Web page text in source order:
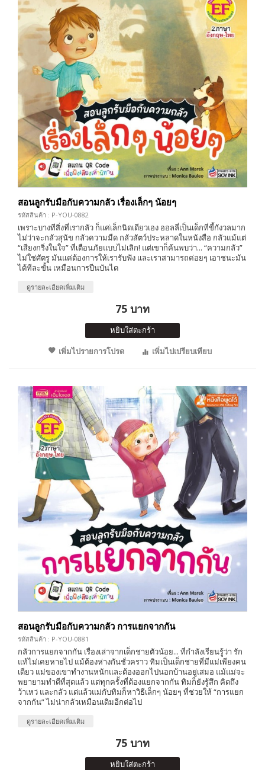
สอนลูกรับมือกับความกลัว เรื่องเล็กๆ น้อยๆ
รหัสสินค้า : P-YOU-0882
เพราะบางทีสิ่งที่เรากลัว ก็แค่เล็กนิดเดียวเอง ออลลี่เป็นเด็กที่ขี้กังวลมาก
ไม่ว่าจะกลัวสุนัข กลัวความมืด กลัวสัตว์ประหลาดในหนังสือ กลัวแม้แต่
“เสียงกริ่งในใจ” ที่เตือนภัยแบบไม่เลิก! แต่เขาก็ค้นพบว่า... “ความกลัว”
ไม่ใช่ศัตรู มันแค่ต้องการให้เรารับฟัง และเราสามารถค่อยๆ เอาชนะมัน
ได้ทีละขั้น เหมือนการปีนบันได
ดูรายละเอียดเพิ่มเติม
75 บาท
หยิบใส่ตะกร้า
เพิ่มไปรายการโปรด
เพิ่มไปเปรียบเทียบ
สอนลูกรับมือกับความกลัว การแยกจากกัน
รหัสสินค้า : P-YOU-0881
กลัวการแยกจากกัน เรื่องเล่าจากเด็กชายตัวน้อย... ที่กำลังเรียนรู้ว่า รัก
แท้ไม่เคยหายไป แม้ต้องห่างกันชั่วคราว ทิมเป็นเด็กชายที่มีแม่เพียงคน
เดียว แม่ของเขาทำงานหนักและต้องออกไปนอกบ้านอยู่เสมอ แม้แม่จะ
พยายามทำดีที่สุดแล้ว แต่ทุกครั้งที่ต้องแยกจากกัน ทิมก็ยังรู้สึก คิดถึง
ว้าเหว่ และกลัว แต่แล้วแม่กับทิมก็หาวิธีเล็กๆ น้อยๆ ที่ช่วยให้ “การแยก
จากกัน” ไม่น่ากลัวเหมือนเดิมอีกต่อไป
ดูรายละเอียดเพิ่มเติม
75 บาท
หยิบใส่ตะกร้า